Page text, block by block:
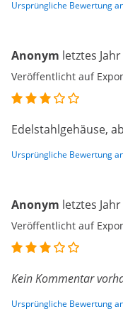
Ursprüngliche Bewertung
Anonym letztes Jahr
Veröffentlicht auf
Edelstahlgehäuse,
Ursprüngliche Bewertung
Anonym letztes Jahr
Veröffentlicht auf
Kein Kommentar
Ursprüngliche Bewertung